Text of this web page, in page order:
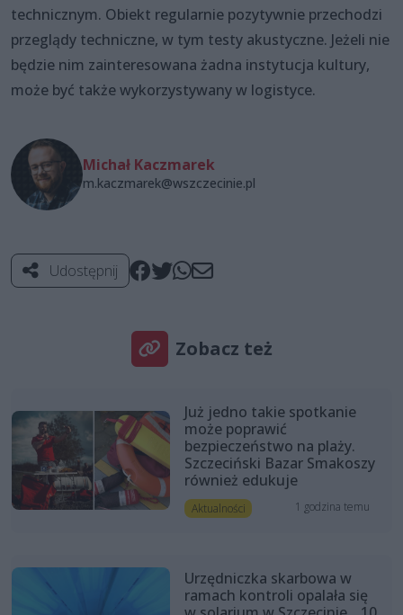
technicznym. Obiekt regularnie pozytywnie przechodzi
przeglądy techniczne, w tym testy akustyczne. Jeżeli nie
będzie nim zainteresowana żadna instytucja kultury,
może być także wykorzystywany w logistyce.
Michał Kaczmarek
m.kaczmarek@wszczecinie.pl
Udostępnij
Zobacz też
Już jedno takie spotkanie
może poprawić
bezpieczeństwo na plaży.
Szczeciński Bazar Smakoszy
również edukuje
Aktualności 1 godzina temu
Urzędniczka skarbowa w
ramach kontroli opalała się